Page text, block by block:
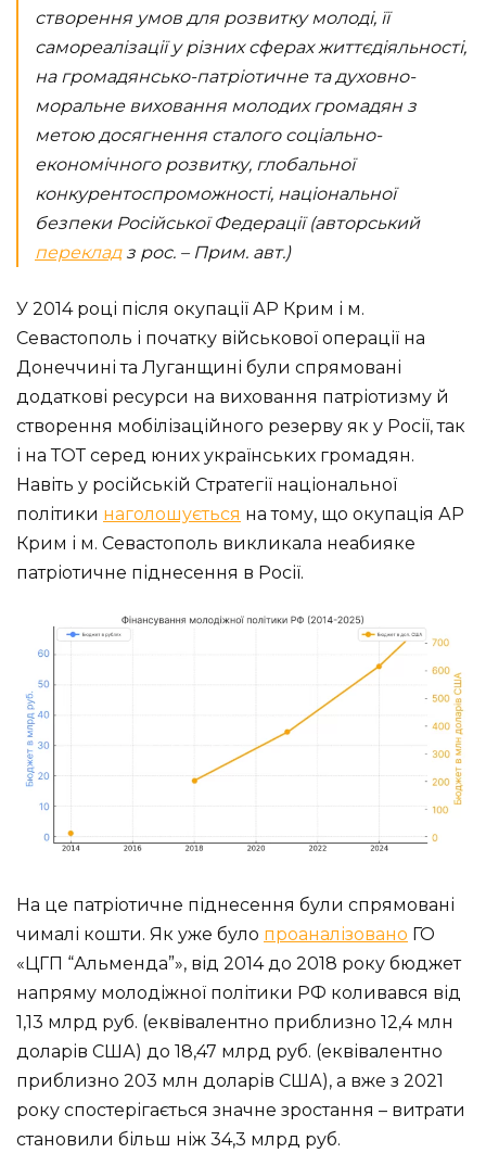
створення умов для розвитку молоді, її
самореалізації у різних сферах життєдіяльності,
на громадянсько-патріотичне та духовно-
моральне виховання молодих громадян з
метою досягнення сталого соціально-
економічного розвитку, глобальної
конкурентоспроможності, національної
безпеки Російської Федерації (авторський
перекладз рос. – Прим. авт.)
У 2014 році після окупації АР Крим і м.
Севастополь і початку військової операції на
Донеччині та Луганщині були спрямовані
додаткові ресурси на виховання патріотизму й
створення мобілізаційного резерву як у Росії, так
і на ТОТ серед юних українських громадян.
Навіть у російській Стратегії національної
політики наголошується на тому, що окупація АР
Крим і м. Севастополь викликала неабияке
патріотичне піднесення в Росії.
На це патріотичне піднесення були спрямовані
чималі кошти. Як уже було проаналізовано ГО
«ЦГП “Альменда”», від 2014 до 2018 року бюджет
напряму молодіжної політики РФ коливався від
1,13 млрд руб. (еквівалентно приблизно 12,4 млн
доларів США) до 18,47 млрд руб. (еквівалентно
приблизно 203 млн доларів США), а вже з 2021
року спостерігається значне зростання – витрати
становили більш ніж 34,3 млрд руб.